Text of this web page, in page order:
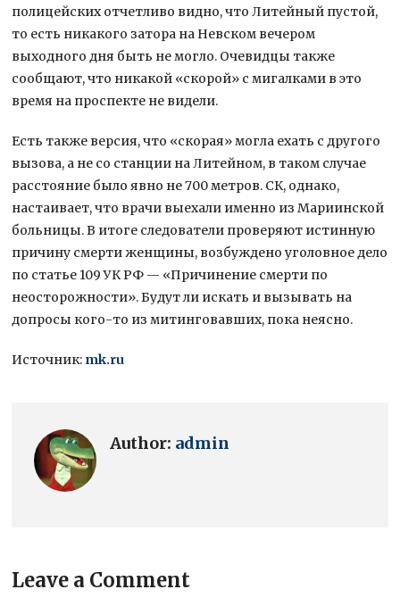
полицейских отчетливо видно, что Литейный пустой,
то есть никакого затора на Невском вечером
выходного дня быть не могло. Очевидцы также
сообщают, что никакой «скорой» с мигалками в это
время на проспекте не видели.
Есть также версия, что «скорая» могла ехать с другого
вызова, а не со станции на Литейном, в таком случае
расстояние было явно не 700 метров. СК, однако,
настаивает, что врачи выехали именно из Мариинской
больницы. В итоге следователи проверяют истинную
причину смерти женщины, возбуждено уголовное дело
по статье 109 УК РФ — «Причинение смерти по
неосторожности». Будут ли искать и вызывать на
допросы кого-то из митинговавших, пока неясно.
Источник: mk.ru
Author: admin
Leave a Comment